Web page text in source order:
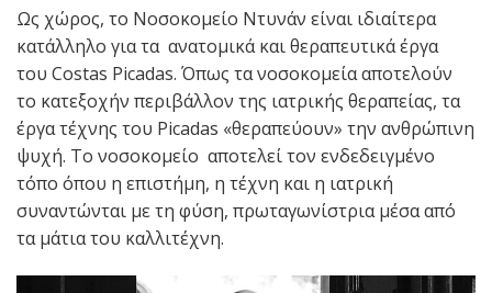
Ως χώρος, το Νοσοκομείο Ντυνάν είναι ιδιαίτερα
κατάλληλο για τα ανατομικά και θεραπευτικά έργα
του Costas Picadas. Όπως τα νοσοκομεία αποτελούν
το κατεξοχήν περιβάλλον της ιατρικής θεραπείας, τα
έργα τέχνης του Picadas «θεραπεύουν» την ανθρώπινη
ψυχή. Το νοσοκομείο αποτελεί τον ενδεδειγμένο
τόπο όπου η επιστήμη, η τέχνη και η ιατρική
συναντώνται με τη φύση, πρωταγωνίστρια μέσα από
τα μάτια του καλλιτέχνη.